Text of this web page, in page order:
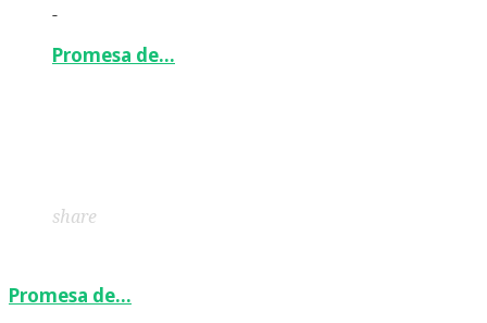
-
Promesa de…
share
Promesa de…